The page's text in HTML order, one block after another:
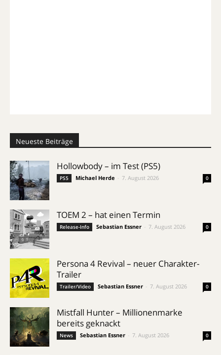
Neueste Beiträge
Hollowbody – im Test (PS5)
PS5 Michael Herde 7. August 2026 0
TOEM 2 – hat einen Termin
Release-Info Sebastian Essner 7. August 2026 0
Persona 4 Revival – neuer Charakter-
Trailer
Trailer/Video Sebastian Essner 7. August 2026 0
Mistfall Hunter – Millionenmarke
bereits geknackt
News Sebastian Essner 7. August 2026 0